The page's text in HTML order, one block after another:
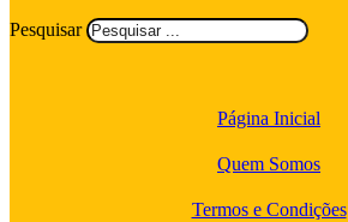
Pesquisar
Página Inicial
Quem Somos
Termos e Condições